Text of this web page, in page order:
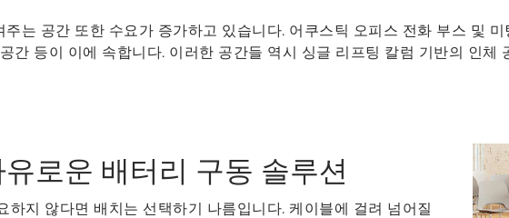
주는 공간 또한 수요가 증가하고 있습니다. 어쿠스틱 오피스 전화 부스 및
간 등이 이에 속합니다. 이러한 공간들 역시 싱글 리프팅 칼럼 기반의 인체
로운 배터리 구동 솔루션
하지 않다면 배치는 선택하기 나름입니다. 케이블에 걸려 넘어질